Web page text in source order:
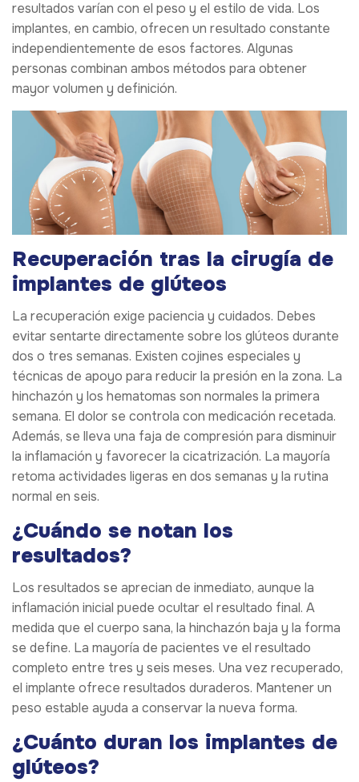
resultados varían con el peso y el estilo de vida. Los
implantes, en cambio, ofrecen un resultado constante
independientemente de esos factores. Algunas
personas combinan ambos métodos para obtener
mayor volumen y definición.
Recuperación tras la cirugía de
implantes de glúteos
La recuperación exige paciencia y cuidados. Debes
evitar sentarte directamente sobre los glúteos durante
dos o tres semanas. Existen cojines especiales y
técnicas de apoyo para reducir la presión en la zona. La
hinchazón y los hematomas son normales la primera
semana. El dolor se controla con medicación recetada.
Además, se lleva una faja de compresión para disminuir
la inflamación y favorecer la cicatrización. La mayoría
retoma actividades ligeras en dos semanas y la rutina
normal en seis.
¿Cuándo se notan los
resultados?
Los resultados se aprecian de inmediato, aunque la
inflamación inicial puede ocultar el resultado final. A
medida que el cuerpo sana, la hinchazón baja y la forma
se define. La mayoría de pacientes ve el resultado
completo entre tres y seis meses. Una vez recuperado,
el implante ofrece resultados duraderos. Mantener un
peso estable ayuda a conservar la nueva forma.
¿Cuánto duran los implantes de
glúteos?